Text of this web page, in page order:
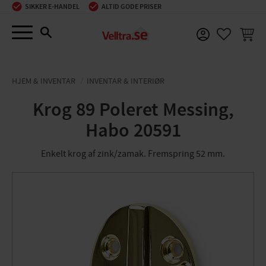
Menu
SIKKER E-HANDEL ALTID GODE PRISER
HJEM & INVENTAR INVENTAR & INTERIØR
Krog 89 Poleret Messing,
Habo 20591
Enkelt krog af zink/zamak. Fremspring 52 mm.